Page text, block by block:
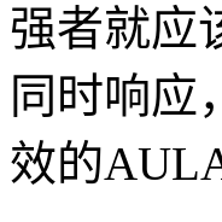
强者就应
同时响应
效的